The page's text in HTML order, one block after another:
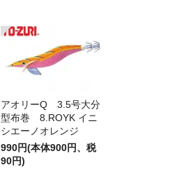
アオリーQ 3.5号大分
型布巻 8.ROYK イニ
シエーノオレンジ
990円(本体900円、税
90円)